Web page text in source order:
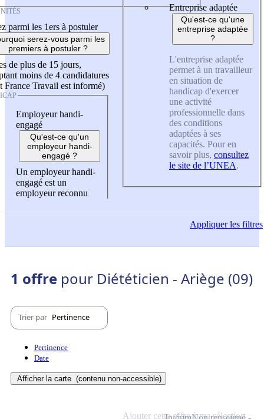
parmi les 1ers à postuler
serez-vous parmi les
premiers à postuler ?
de plus de 15 jours,
moins de 4 candidatures
France Travail est informé)
Employeur handi-
engagé
Qu'est-ce qu'un
employeur handi-
engagé ?
Un employeur handi-
engagé est un
employeur reconnu
Entreprise adaptée
Qu'est-ce qu'une
entreprise adaptée
?
L'entreprise adaptée
permet à un travailleur
en situation de
handicap d'exercer
une activité
professionnelle dans
des conditions
adaptées à ses
capacités. Pour en
savoir plus, consultez
le site de l’UNEA.
Appliquerles filtres
1 offre pour Diététicien - Ariège (09)
Trier par Pertinence
Pertinence
Date
Afficher la carte (contenu non-accessible)
Ajouter cette offre à ma sélection